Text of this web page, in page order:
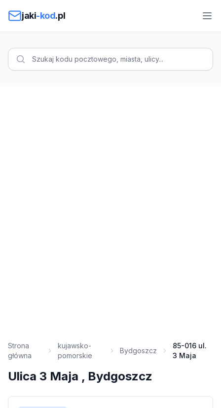
jaki-kod.pl
Strona
główna
kujawsko-
pomorskie
Bydgoszcz
85-016 ul.
3 Maja
Ulica 3 Maja , Bydgoszcz